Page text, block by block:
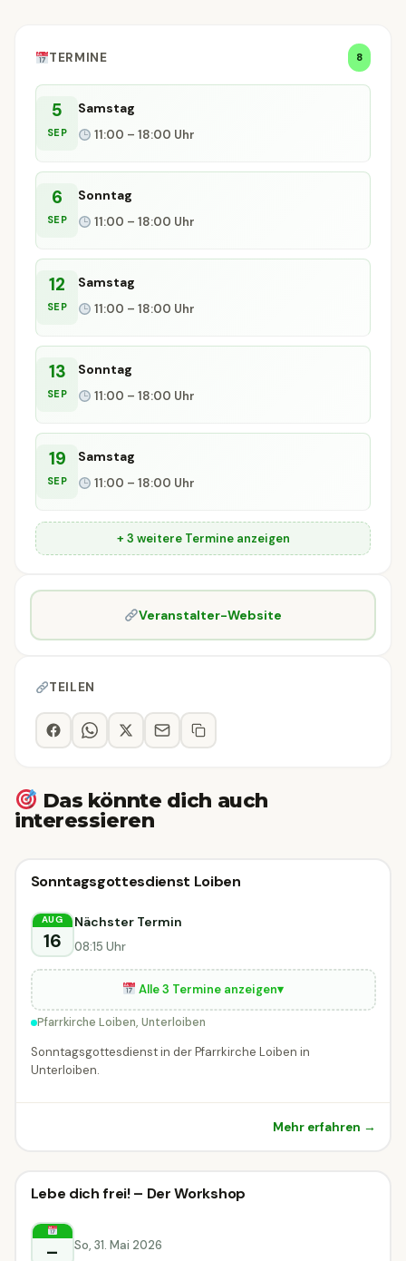
TERMINE 8
5
SEP
Samstag
11:00 – 18:00 Uhr
6
SEP
Sonntag
11:00 – 18:00 Uhr
12
SEP
Samstag
11:00 – 18:00 Uhr
13
SEP
Sonntag
11:00 – 18:00 Uhr
19
SEP
Samstag
11:00 – 18:00 Uhr
+ 3 weitere Termine anzeigen
Veranstalter-Website
TEILEN
Das könnte dich auch
interessieren
Sonstiges
Unterloiben
Sonstiges
Sonntagsgottesdienst Loiben
AUG
16
Nächster Termin
08:15 Uhr
Alle 3 Termine anzeigen▾
Pfarrkirche Loiben, Unterloiben
Sonntagsgottesdienst in der Pfarrkirche Loiben in
Unterloiben.
Mehr erfahren →
Sonstiges
Karlstetten
Sonstiges
Lebe dich frei! – Der Workshop
– So, 31. Mai 2026